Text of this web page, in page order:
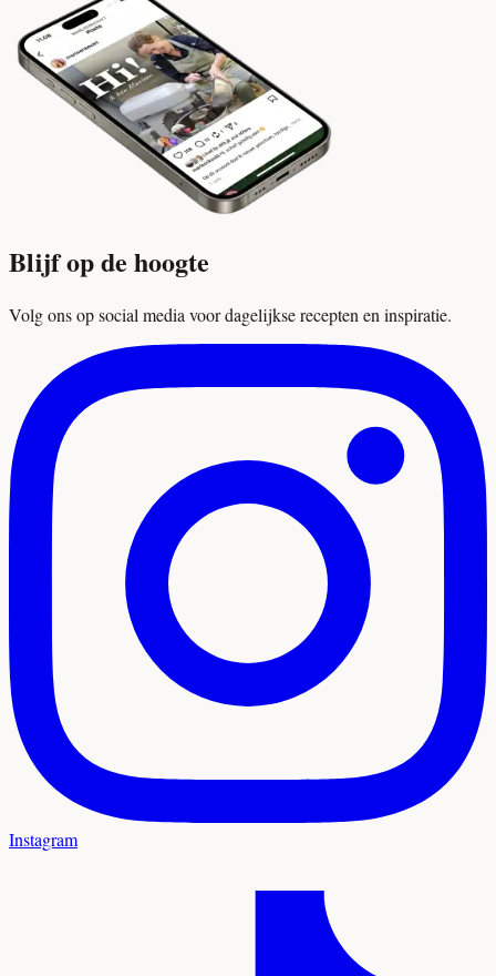
Blijf op de hoogte
Volg ons op social media voor dagelijkse recepten en inspiratie.
Instagram